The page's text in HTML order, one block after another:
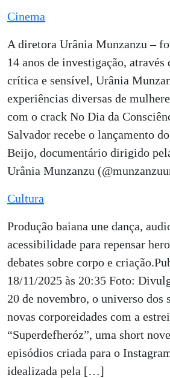
Cinema
A diretora Urânia Munzanzu –
14 anos de investigação, através
crítica e sensível, Urânia
experiências diversas de
com o crack No Dia da
Salvador recebe o lançamento
Beijo, documentário dirigido
Urânia Munzanzu
Cultura
Produção baiana une dança,
acessibilidade para repensar
debates sobre corpo e
18/11/2025 às 20:35 Foto:
20 de novembro, o universo dos
novas corporeidades com a
“Superdefheróz”, uma short
episódios criada para o
idealizada pela […]